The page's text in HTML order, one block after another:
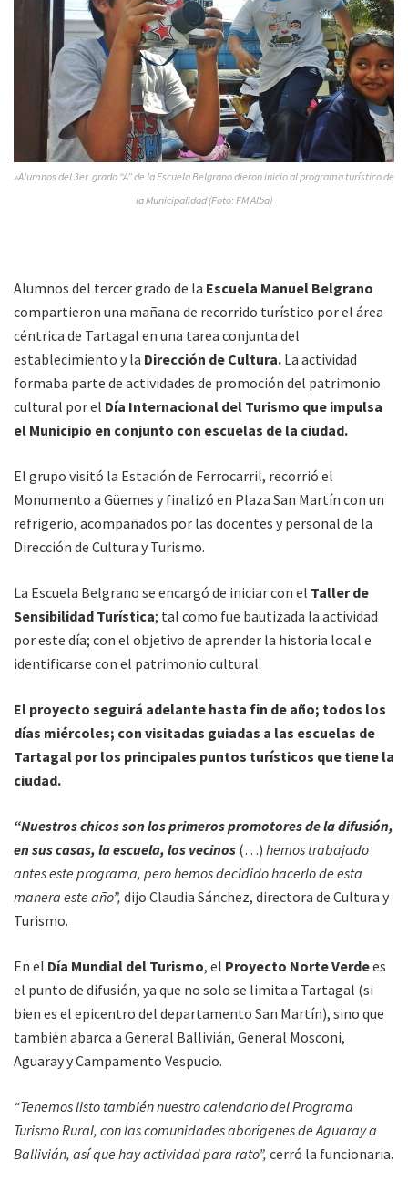
»Alumnos del 3er. grado “A” de la Escuela Belgrano dieron inicio al programa turístico de
la Municipalidad (Foto: FM Alba)
Alumnos del tercer grado de la Escuela Manuel Belgrano
compartieron una mañana de recorrido turístico por el área
céntrica de Tartagal en una tarea conjunta del
establecimiento y la Dirección de Cultura. La actividad
formaba parte de actividades de promoción del patrimonio
cultural por el Día Internacional del Turismo que impulsa
el Municipio en conjunto con escuelas de la ciudad.
El grupo visitó la Estación de Ferrocarril, recorrió el
Monumento a Güemes y finalizó en Plaza San Martín con un
refrigerio, acompañados por las docentes y personal de la
Dirección de Cultura y Turismo.
La Escuela Belgrano se encargó de iniciar con el Taller de
Sensibilidad Turística; tal como fue bautizada la actividad
por este día; con el objetivo de aprender la historia local e
identificarse con el patrimonio cultural.
El proyecto seguirá adelante hasta fin de año; todos los
días miércoles; con visitadas guiadas a las escuelas de
Tartagal por los principales puntos turísticos que tiene la
ciudad.
“Nuestros chicos son los primeros promotores de la difusión,
en sus casas, la escuela, los vecinos (…) hemos trabajado
antes este programa, pero hemos decidido hacerlo de esta
manera este año”, dijo Claudia Sánchez, directora de Cultura y
Turismo.
En el Día Mundial del Turismo, el Proyecto Norte Verdees
el punto de difusión, ya que no solo se limita a Tartagal (si
bien es el epicentro del departamento San Martín), sino que
también abarca a General Ballivián, General Mosconi,
Aguaray y Campamento Vespucio.
“Tenemos listo también nuestro calendario del Programa
Turismo Rural, con las comunidades aborígenes de Aguaray a
Ballivián, así que hay actividad para rato”, cerró la funcionaria.